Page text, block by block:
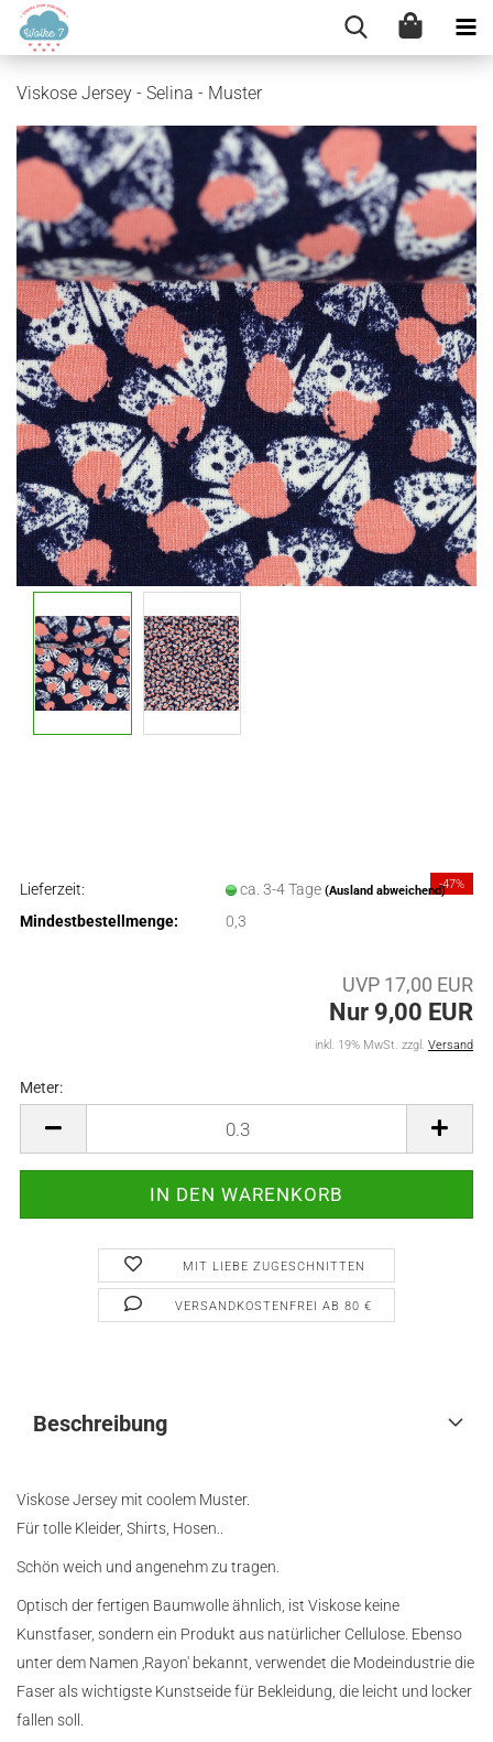
Viskose Jersey - Selina - Muster
-47%
Lieferzeit: ca. 3-4 Tage (Ausland abweichend)
Mindestbestellmenge: 0,3
UVP 17,00 EUR
Nur 9,00 EUR
inkl. 19% MwSt. zzgl. Versand
Meter:
MIT LIEBE ZUGESCHNITTEN
VERSANDKOSTENFREI AB 80 €
Beschreibung
Viskose Jersey mit coolem Muster.
Für tolle Kleider, Shirts, Hosen..
Schön weich und angenehm zu tragen.
Optisch der fertigen Baumwolle ähnlich, ist Viskose keine
Kunstfaser, sondern ein Produkt aus natürlicher Cellulose. Ebenso
unter dem Namen ‚Rayon' bekannt, verwendet die Modeindustrie die
Faser als wichtigste Kunstseide für Bekleidung, die leicht und locker
fallen soll.